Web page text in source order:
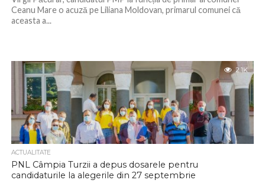
Ceanu Mare o acuză pe Liliana Moldovan, primarul comunei că
aceasta a...
2.1K
ACTUALITATE
PNL Câmpia Turzii a depus dosarele pentru
candidaturile la alegerile din 27 septembrie